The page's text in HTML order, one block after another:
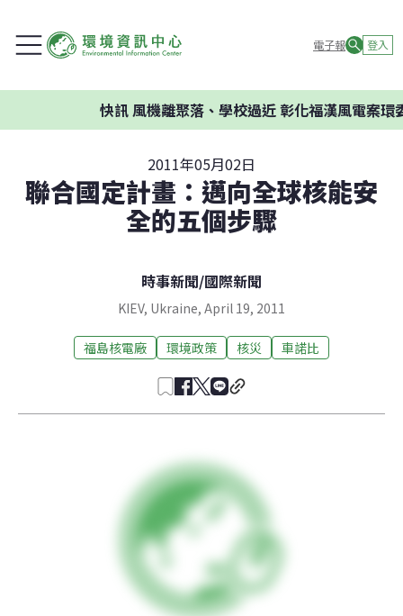
電子報 登入
風機離聚落、學校過近 彰化福漢風電案環委建
2011年05月02日
聯合國定計畫：邁向全球核能安
全的五個步驟
時事新聞/國際新聞
KIEV, Ukraine, April 19, 2011
福島核電廠 環境政策 核災 車諾比